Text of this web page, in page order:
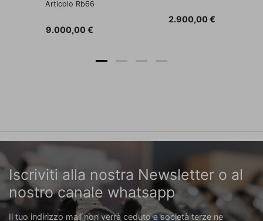
Articolo Rb66
Prezzo
9.000,00 €
Prezzo
2.900,00 €
Iscriviti alla nostra Newsletter o al
nostro canale whatsapp
Il tuo indirizzo mail non verrà ceduto a società terze ne